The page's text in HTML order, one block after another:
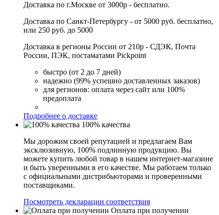
Доставка по г.Москве от 3000р - бесплатно.
Доставка по Санкт-Петербургу - от 5000 руб. бесплатно,
или 250 руб. до 5000
Доставка в регионы России от 210р - СДЭК, Почта
России, ПЭК, постаматами Pickpoint
быстро (от 2 до 7 дней)
надежно (99% успешно доставленных заказов)
для регионов: оплата через сайт или 100%
предоплата
Подробнее о доставке
100% качества
Мы дорожим своей репутацией и предлагаем Вам
эксклюзивную, 100% подлинную продукцию. Вы
можете купить любой товар в нашем интернет-магазине
и быть уверенными в его качестве. Мы работаем только
с официальными дистрибьюторами и проверенными
поставщиками.
Посмотреть декларации соответствия
Оплата при получении